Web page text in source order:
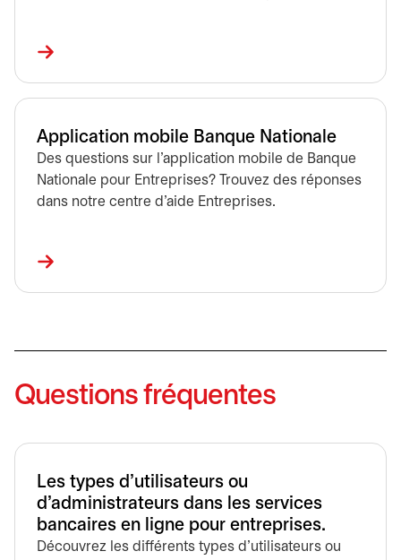
Application mobile Banque Nationale
Des questions sur l’application mobile de Banque
Nationale pour Entreprises? Trouvez des réponses
dans notre centre d’aide Entreprises.
Questions fréquentes
Les types d’utilisateurs ou
d’administrateurs dans les services
bancaires en ligne pour entreprises.
Découvrez les différents types d’utilisateurs ou